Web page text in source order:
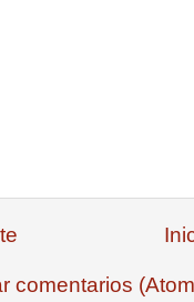
comentarios